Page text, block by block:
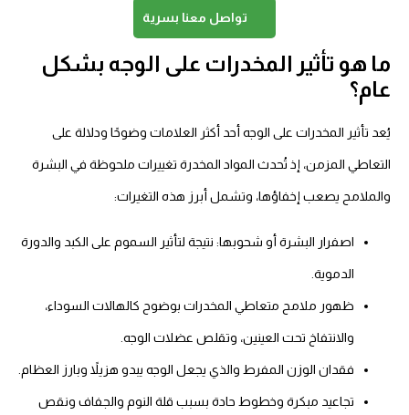
تواصل معنا بسرية
هو تأثير المخدرات على الوجه بشكل
تأثير المخدرات على الوجه أحد أكثر العلامات وضوحًا ودلالة على
المزمن، إذ تُحدث المواد المخدرة تغييرات ملحوظة في البشرة
يصعب إخفاؤها، وتشمل أبرز هذه التغيرات:
اصفرار البشرة أو شحوبها: نتيجة لتأثير السموم على الكبد والدورة
الدموية.
ظهور ملامح متعاطي المخدرات بوضوح كالهالات السوداء،
والانتفاخ تحت العينين، وتقلص عضلات الوجه.
فقدان الوزن المفرط والذي يجعل الوجه يبدو هزيلاً وبارز العظام.
تجاعيد مبكرة وخطوط حادة بسبب قلة النوم والجفاف ونقص